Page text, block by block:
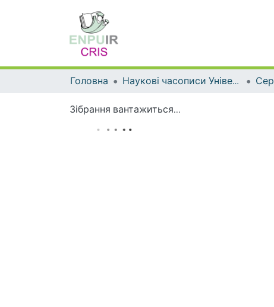
Головна Наукові часописи Університету
Зібрання вантажиться...